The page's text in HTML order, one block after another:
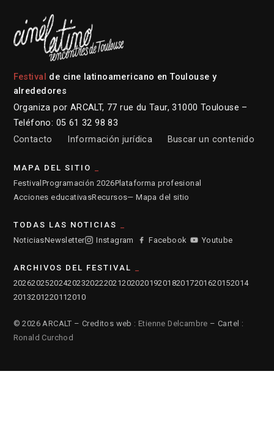
Festival
de cine latinoamericano en Toulouse y
alrededores
Organiza por ARCALT, 77 rue du Taur, 31000 Toulouse –
Teléfono: 05 61 32 98 83
Contacto
Información jurídica Buscar un contenido
MAPA DEL SITIO
Festival Programación 2026Plataforma profesional
Acciones educativasRecursos— Mapa del sitio
TODAS LAS NOTICIAS
NoticiasNewsletter Instagram Facebook Youtube
ARCHIVOS DEL FESTIVAL
2026202520242023202220212020201920182017201620152014
2013201220112010
© 2026 ARCALT – Creditos web : Etienne Delcambre – Cartel :
Ronald Curchod